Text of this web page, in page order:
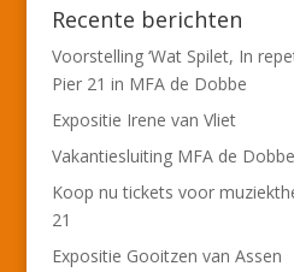
Recente berichten
Voorstelling ‘Wat Spilet, In
Pier 21 in MFA de Dobbe
Expositie Irene van Vliet
Vakantiesluiting MFA de Dobbe
Koop nu tickets voor
21
Expositie Gooitzen van Assen